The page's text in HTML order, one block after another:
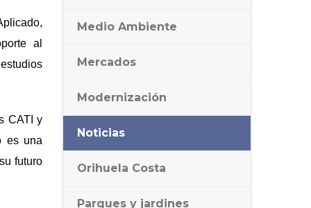
al
CATI y
es una
futuro
Medio Ambiente
Mercados
Modernización
Noticias
Orihuela Costa
Parques y jardines